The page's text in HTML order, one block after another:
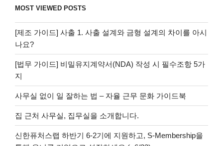
MOST VIEWED POSTS
[제조 가이드] 사출 1. 사출 설계와 금형 설계의 차이를 아시
나요?
[법무 가이드] 비밀유지계약서(NDA) 작성 시 필수조항 5가
지
사무실 없이 일 잘하는 법 – 자율 근무 문화 가이드북
집 근처 사무실, 집무실을 소개합니다.
신한퓨처스랩 하반기 6-2기에 지원하고, S-Membership을